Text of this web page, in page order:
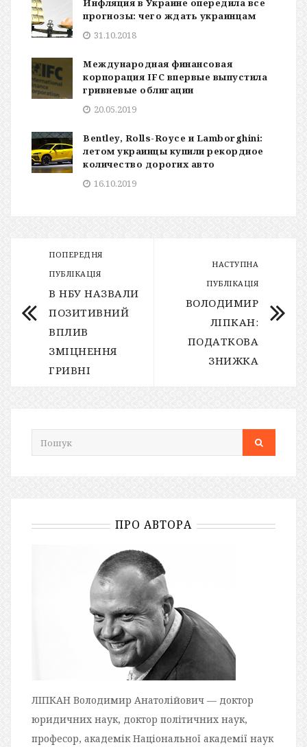
Инфляция в Украине опередила все
прогнозы: чего ждать украинцам
31.10.2018
Международная финансовая
корпорация IFC впервые выпустила
гривневые облигации
20.05.2019
Bentley, Rolls-Royce и Lamborghini:
летом украинцы купили рекордное
количество дорогих авто
16.10.2019
ПОПЕРЕДНЯ
ПУБЛІКАЦІЯ
В НБУ НАЗВАЛИ
ПОЗИТИВНИЙ
ВПЛИВ
ЗМІЦНЕННЯ
ГРИВНІ
НАСТУПНА
ПУБЛІКАЦІЯ
ВОЛОДИМИР
ЛІПКАН:
ПОДАТКОВА
ЗНИЖКА
ПРО АВТОРА
ЛІПКАН Володимир Анатолійович — доктор
юридичних наук, доктор політичних наук,
професор, академік Національної академії наук